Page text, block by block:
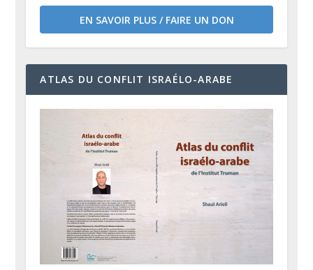
EN SAVOIR PLUS / FAIRE UN DON
ATLAS DU CONFLIT ISRAÉLO-ARABE